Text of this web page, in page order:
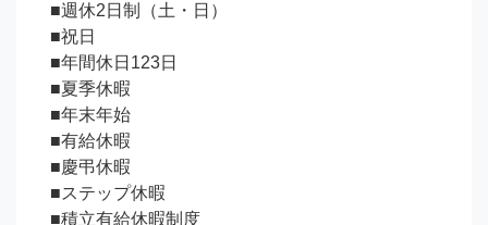
■週休2日制（土・日）
■祝日
■年間休日123日
■夏季休暇
■年末年始
■有給休暇
■慶弔休暇
■ステップ休暇